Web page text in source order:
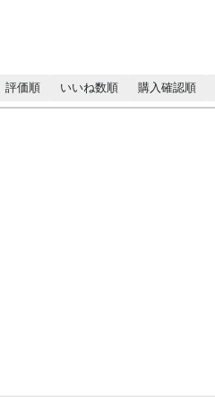
評価順 いいね数順 購入確認順